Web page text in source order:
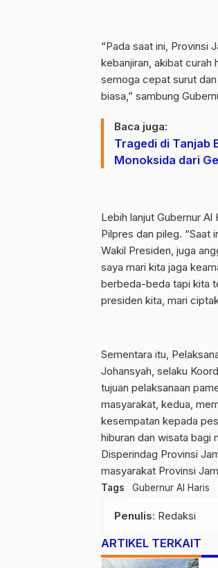
“Pada saat ini, Provinsi
kebanjiran, akibat curah
semoga cepat surut
biasa,” sambung
Baca juga:
Tragedi di Tanjab
Monoksida dari
Lebih lanjut Gubernur
Pilpres dan pileg. “Saat
Wakil Presiden, juga
saya mari kita jaga
berbeda-beda tapi kita
presiden kita, mari
Sementara itu,
Johansyah, selaku
tujuan pelaksanaan
masyarakat, kedua,
kesempatan kepada
hiburan dan wisata bagi
Disperindag Provinsi
masyarakat Provinsi
Tags Gubernur Al Haris
Penulis: Redaksi
ARTIKEL TERKAIT